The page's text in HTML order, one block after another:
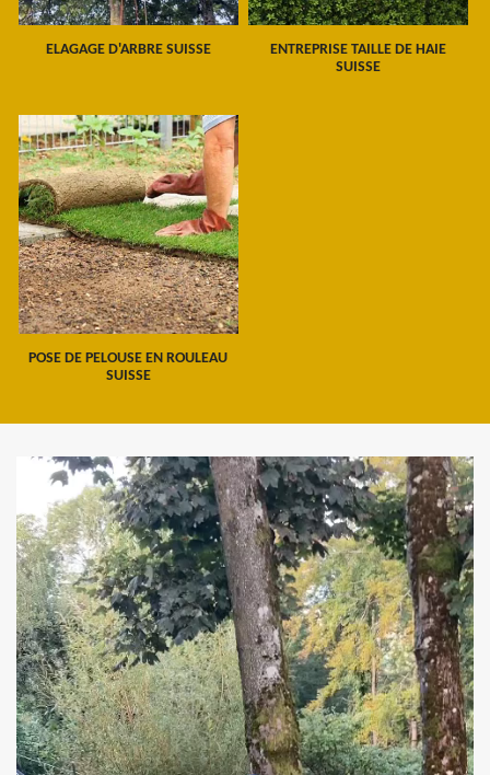
ELAGAGE D'ARBRE SUISSE
ENTREPRISE TAILLE DE HAIE
SUISSE
POSE DE PELOUSE EN ROULEAU
SUISSE